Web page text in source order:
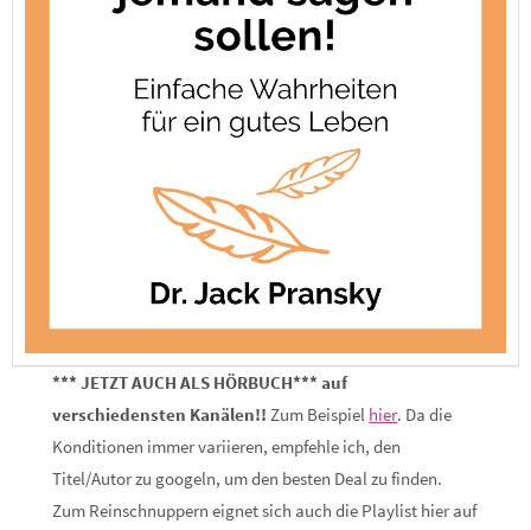
*** JETZT AUCH ALS HÖRBUCH*** auf
verschiedensten Kanälen!! Zum Beispiel hier. Da die
Konditionen immer variieren, empfehle ich, den
Titel/Autor zu googeln, um den besten Deal zu finden.
Zum Reinschnuppern eignet sich auch die Playlist hier auf